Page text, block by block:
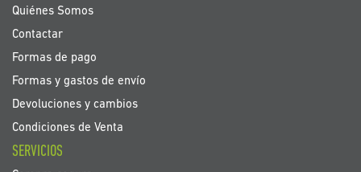
noticias:
Quiénes Somos
Contactar
Formas de pago
Formas y gastos de envío
Devoluciones y cambios
Condiciones de Venta
SERVICIOS